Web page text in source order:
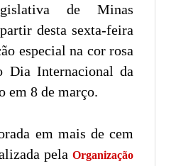
de Minas
desta sexta-feira
especial na cor rosa
Dia Internacional da
em 8 de março.
em mais de cem
pela Organização